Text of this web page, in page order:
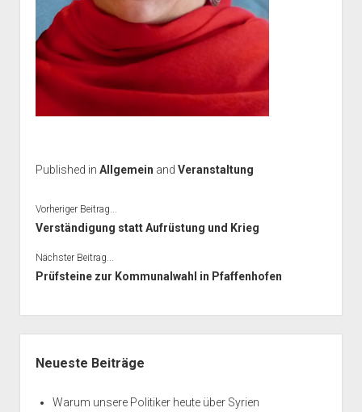
Published in Allgemein and Veranstaltung
Vorheriger Beitrag...
Verständigung statt Aufrüstung und Krieg
Nächster Beitrag...
Prüfsteine zur Kommunalwahl in Pfaffenhofen
Neueste Beiträge
Warum unsere Politiker heute über Syrien